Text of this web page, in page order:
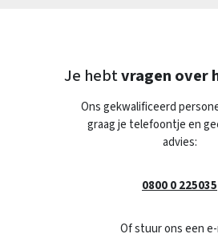
Je hebtvragen over
Ons gekwalificeerd
graag je telefoontje en
advies:
0800 0 225035
Of stuur ons een e-